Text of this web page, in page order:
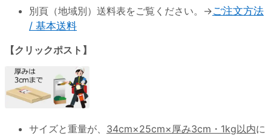
別頁（地域別）送料表をご覧ください。→ご注文方法
/ 基本送料
【クリックポスト】
サイズと重量が、 34cm×25cm×厚み3cm・1kg以内に